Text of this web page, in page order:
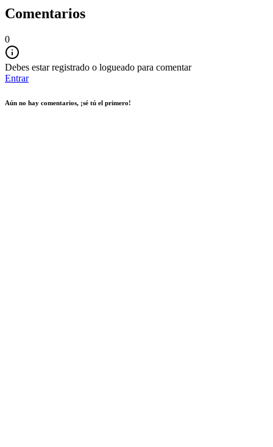
Comentarios
0
Debes estar registrado o logueado para comentar
Entrar
Aún no hay comentarios, ¡sé tú el primero!